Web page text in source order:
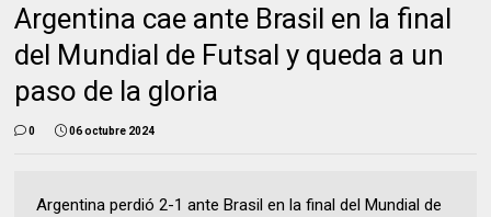
Argentina cae ante Brasil en la final
del Mundial de Futsal y queda a un
paso de la gloria
0 06 octubre 2024
Argentina perdió 2-1 ante Brasil en la final del Mundial de